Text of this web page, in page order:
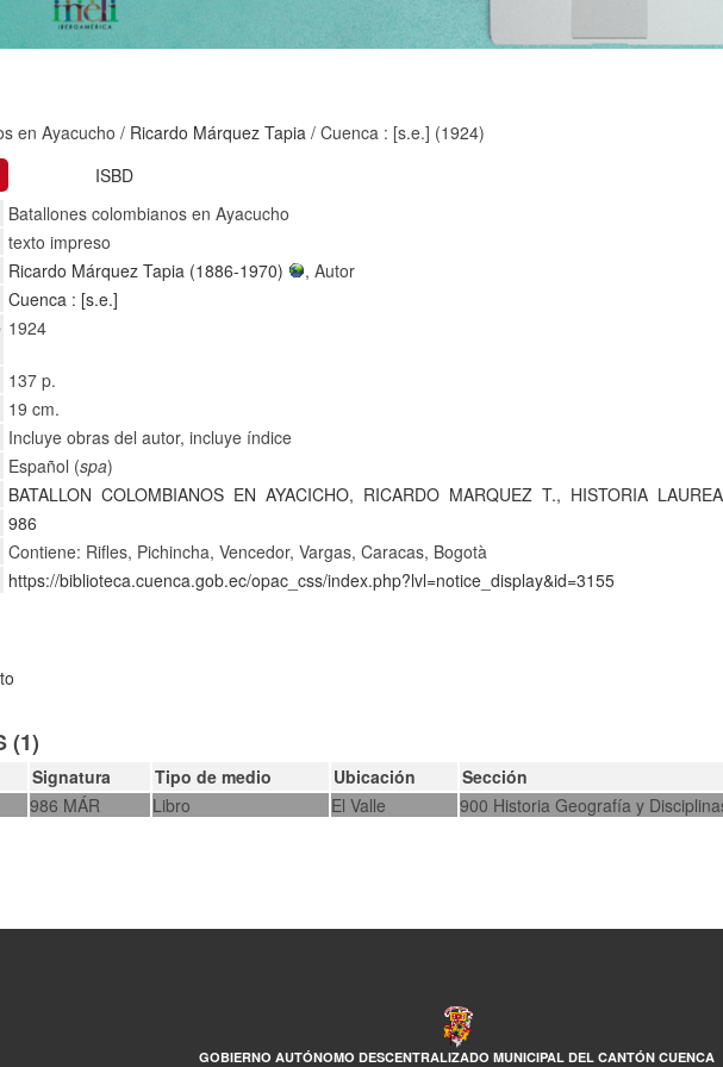
en Ayacucho / Ricardo Márquez Tapia / Cuenca : [s.e.] (1924)
ISBD
Batallones colombianos en Ayacucho
texto impreso
Ricardo Márquez Tapia (1886-1970)
, Autor
Cuenca : [s.e.]
1924
137 p.
19 cm.
Incluye obras del autor, incluye índice
Español (spa)
BATALLON COLOMBIANOS EN AYACICHO, RICARDO MARQUEZ T., HISTORIA
986
Contiene: Rifles, Pichincha, Vencedor, Vargas, Caracas, Bogotà
https://biblioteca.cuenca.gob.ec/opac_css/index.php?lvl=notice_display&id=3155
(1)
Signatura Tipo de medio Ubicación
Sección
986 MÁR Libro El Valle 900 Historia Geografía y
GOBIERNO AUTÓNOMO DESCENTRALIZADO MUNICIPAL DEL CANTÓN CUENCA